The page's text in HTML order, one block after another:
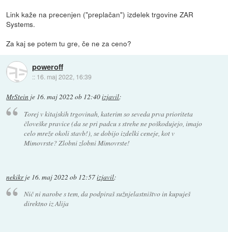
Link kaže na precenjen ("preplačan") izdelek trgovine ZAR
Systems.
Za kaj se potem tu gre, če ne za ceno?
poweroff
:: 16. maj 2022, 16:39
MrStein je 16. maj 2022 ob 12:40izjavil:
Torej v kitajskih trgovinah, katerim so seveda prva prioriteta
človeške pravice (da se pri padcu s strehe ne poškodujejo, imajo
celo mreže okoli stavb!), se dobijo izdelki ceneje, kot v
Mimovrste? Zlobni zlobni Mimovrste!
nekikrje 16. maj 2022 ob 12:57izjavil:
Nič ni narobe s tem, da podpiraš sužnjelastništvo in kupuješ
direktno iz Alija